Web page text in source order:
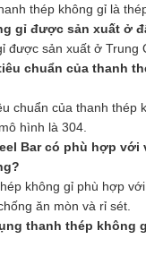
thép không gỉ là
gỉ được sản xuất ở
được sản xuất ở Trung
chuẩn của thanh
chuẩn của thanh thép
hình là 304.
Bar có phù hợp với
không gỉ phù hợp
ăn mòn và rỉ sét.
thanh thép không